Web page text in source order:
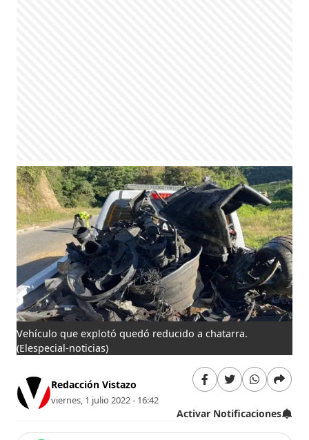
Vehículo que explotó quedó reducido a chatarra.
(Elespecial-noticias)
Redacción Vistazo
viernes, 1 julio 2022 - 16:42
Activar Notificaciones